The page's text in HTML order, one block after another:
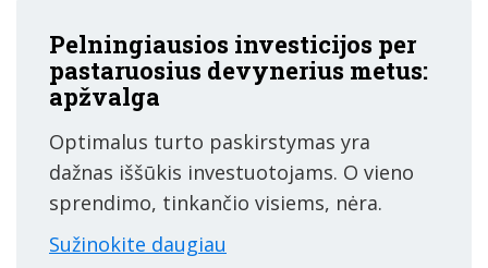
Pelningiausios investicijos per
pastaruosius devynerius metus:
apžvalga
Optimalus turto paskirstymas yra
dažnas iššūkis investuotojams. O vieno
sprendimo, tinkančio visiems, nėra.
Sužinokite daugiau